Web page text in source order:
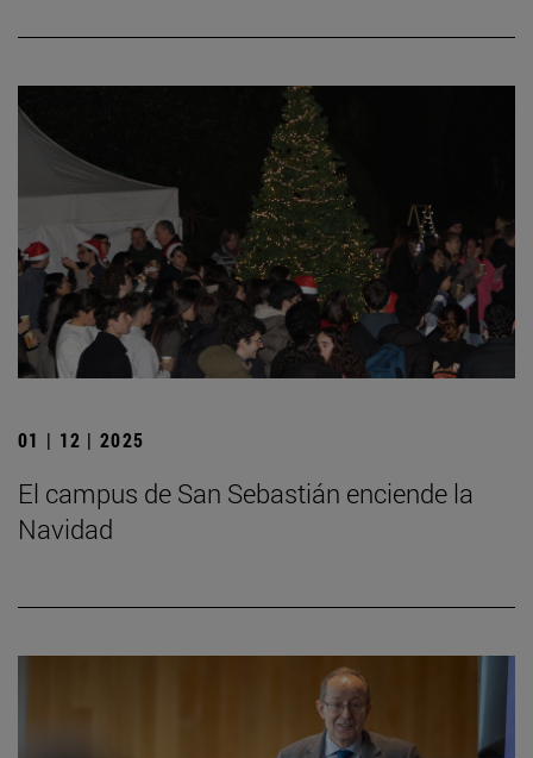
01 | 12 | 2025
El campus de San Sebastián enciende la
Navidad